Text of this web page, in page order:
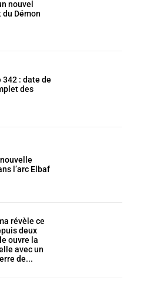
nouvel
Démon
: date de
des
l’arc Elbaf
révèle ce
deux
ouvre la
avec un
de...